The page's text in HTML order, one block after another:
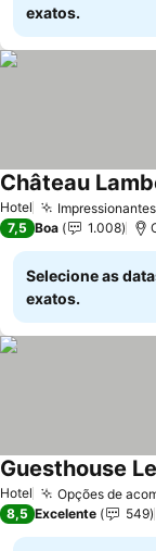
exatos.
Hotel
Château
7,5 Boa 1.008
Selecione as
exatos.
Hotel Opções de
Guesthouse
8,5 Excelente 549